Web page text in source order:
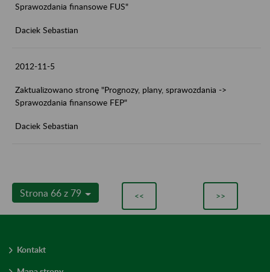
Sprawozdania finansowe FUS"
Daciek Sebastian
2012-11-5
Zaktualizowano stronę "Prognozy, plany, sprawozdania ->
Sprawozdania finansowe FEP"
Daciek Sebastian
Strona 66 z 79 << >>
Kontakt